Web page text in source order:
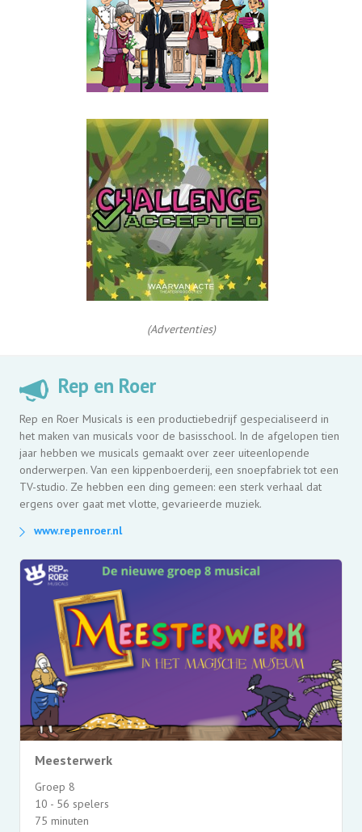
(Advertenties)
Rep en Roer
Rep en Roer Musicals is een productiebedrijf gespecialiseerd in
het maken van musicals voor de basisschool. In de afgelopen tien
jaar hebben we musicals gemaakt over zeer uiteenlopende
onderwerpen. Van een kippenboerderij, een snoepfabriek tot een
TV-studio. Ze hebben een ding gemeen: een sterk verhaal dat
ergens over gaat met vlotte, gevarieerde muziek.
www.repenroer.nl
Meesterwerk
Groep 8
10 - 56 spelers
75 minuten